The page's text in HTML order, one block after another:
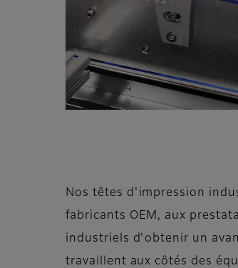
Nos têtes d'impression
fabricants OEM, aux
industriels d'obtenir un
travaillent aux côtés des